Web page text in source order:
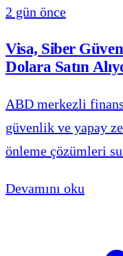
2 gün önce
Visa, Siber
Dolara Satın
ABD merkezli
güvenlik ve yapay
önleme çözümleri
vardığını duyurdu.
Devamını oku